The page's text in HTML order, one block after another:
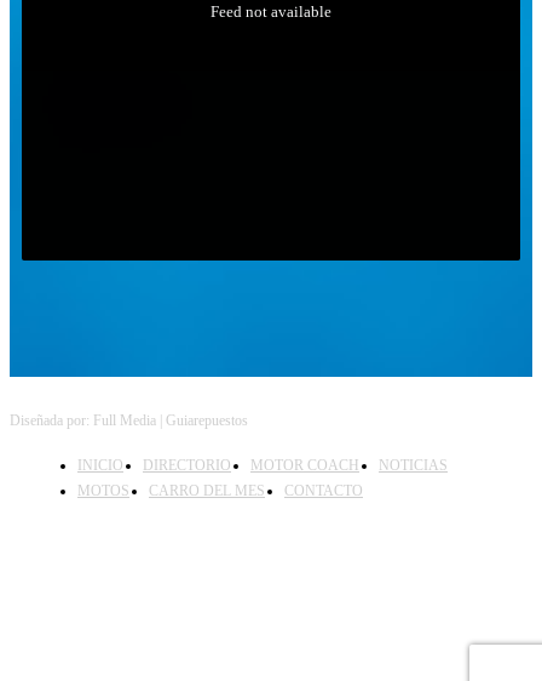
Feed not available
Diseñada por: Full Media | Guiarepuestos
INICIO DIRECTORIO MOTOR COACH
NOTICIAS
MOTOS
CARRO DEL MES CONTACTO